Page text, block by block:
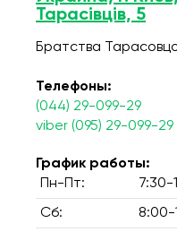
Тарасівців, 5
Братства
Телефоны:
(044) 29-099-29
viber (095) 29-099-29
График работы:
Пн-Пт:
7:30-
Сб: 8:00-